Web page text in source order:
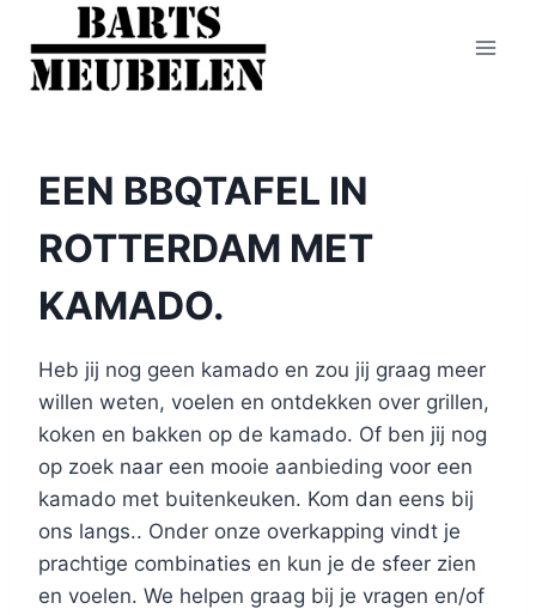
Doorgaan
naar
inhoud
EEN BBQTAFEL IN
ROTTERDAM MET
KAMADO.
Heb jij nog geen kamado en zou jij graag meer
willen weten, voelen en ontdekken over grillen,
koken en bakken op de kamado. Of ben jij nog
op zoek naar een mooie aanbieding voor een
kamado met buitenkeuken. Kom dan eens bij
ons langs.. Onder onze overkapping vindt je
prachtige combinaties en kun je de sfeer zien
en voelen. We helpen graag bij je vragen en/of